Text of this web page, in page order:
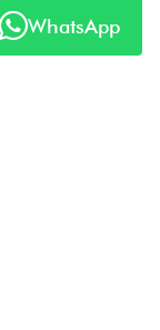
WhatsApp